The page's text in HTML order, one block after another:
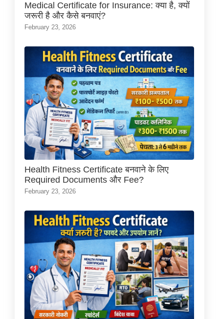
Medical Certificate for Insurance: क्या है, क्यों
जरूरी है और कैसे बनवाएं?
February 23, 2026
Health Fitness Certificate बनवाने के लिए
Required Documents और Fee?
February 23, 2026